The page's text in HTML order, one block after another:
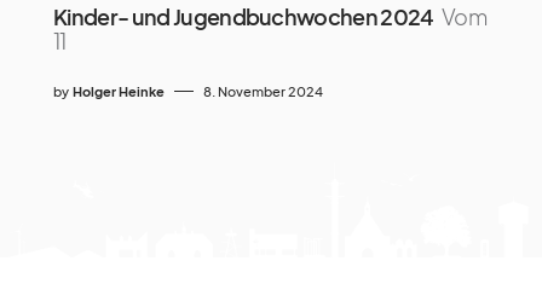
Kinder- und Jugendbuchwochen 2024 Vom
11
by Holger Heinke 8. November 2024